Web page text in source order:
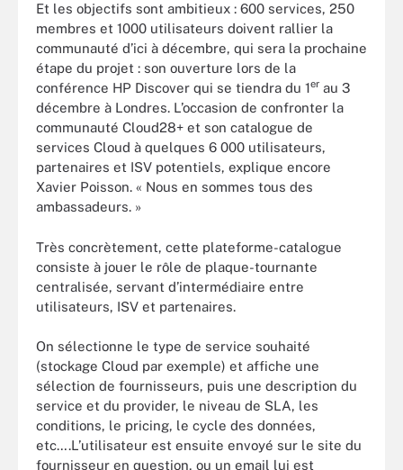
Et les objectifs sont ambitieux : 600 services, 250
membres et 1000 utilisateurs doivent rallier la
communauté d’ici à décembre, qui sera la prochaine
étape du projet : son ouverture lors de la
conférence HP Discover qui se tiendra du 1er au 3
décembre à Londres. L’occasion de confronter la
communauté Cloud28+ et son catalogue de
services Cloud à quelques 6 000 utilisateurs,
partenaires et ISV potentiels, explique encore
Xavier Poisson. « Nous en sommes tous des
ambassadeurs. »
Très concrètement, cette plateforme-catalogue
consiste à jouer le rôle de plaque-tournante
centralisée, servant d’intermédiaire entre
utilisateurs, ISV et partenaires.
On sélectionne le type de service souhaité
(stockage Cloud par exemple) et affiche une
sélection de fournisseurs, puis une description du
service et du provider, le niveau de SLA, les
conditions, le pricing, le cycle des données,
etc….L’utilisateur est ensuite envoyé sur le site du
fournisseur en question, ou un email lui est